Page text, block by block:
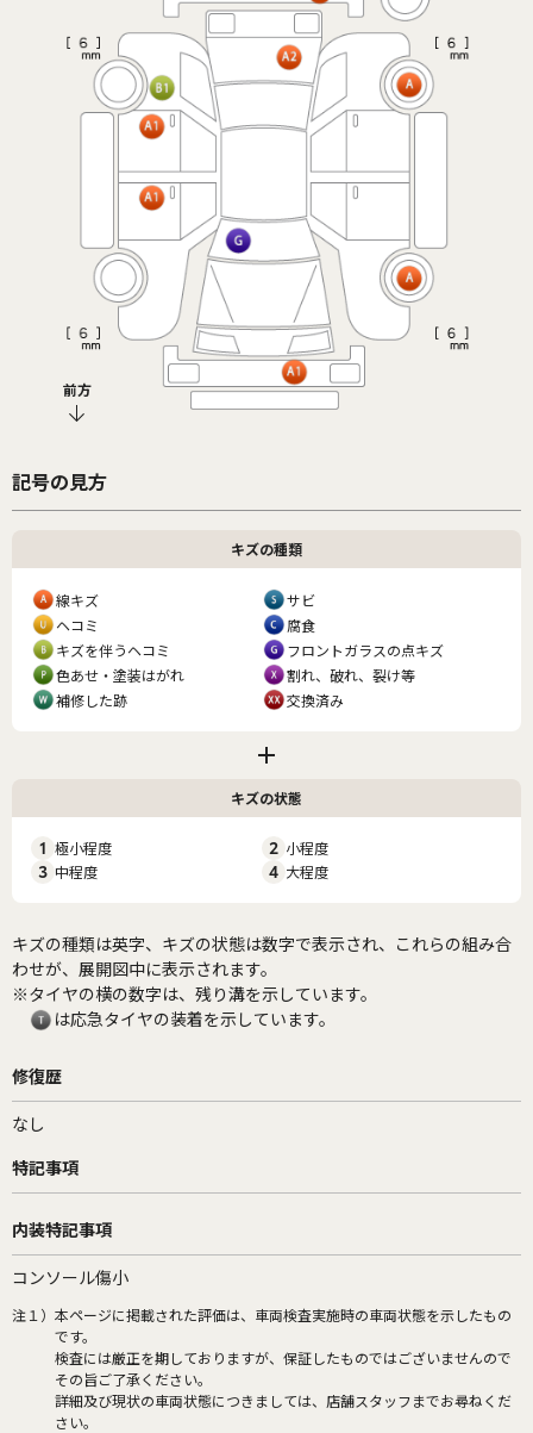
前方
記号の見方
キズの種類
線キズ
サビ
ヘコミ
腐食
キズを伴うヘコミ
フロントガラスの点キズ
色あせ・塗装はがれ
割れ、破れ、裂け等
補修した跡
交換済み
キズの状態
1 極小程度 2 小程度
3 中程度 4 大程度
キズの種類は英字、キズの状態は数字で表示され、これらの組み合
わせが、展開図中に表示されます。
※タイヤの横の数字は、残り溝を示しています。
は応急タイヤの装着を示しています。
修復歴
なし
特記事項
内装特記事項
コンソール傷小
注１） 本ページに掲載された評価は、車両検査実施時の車両状態を示したもの
です。
検査には厳正を期しておりますが、保証したものではございませんので
その旨ご了承ください。
詳細及び現状の車両状態につきましては、店舗スタッフまでお尋ねくだ
さい。